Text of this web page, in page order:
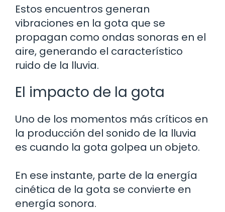
Estos encuentros generan
vibraciones en la gota que se
propagan como ondas sonoras en el
aire, generando el característico
ruido de la lluvia.
El impacto de la gota
Uno de los momentos más críticos en
la producción del sonido de la lluvia
es cuando la gota golpea un objeto.
En ese instante, parte de la energía
cinética de la gota se convierte en
energía sonora.